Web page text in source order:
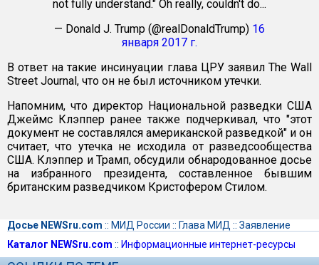
not fully understand." Oh really, couldn't do...
— Donald J. Trump (@realDonaldTrump) 16
января 2017 г.
В ответ на такие инсинуации глава ЦРУ заявил The Wall
Street Journal, что он не был источником утечки.
Напомним, что директор Национальной разведки США
Джеймс Клэппер ранее также подчеркивал, что "этот
документ не составлялся американской разведкой" и он
считает, что утечка не исходила от разведсообщества
США. Клэппер и Трамп, обсудили обнародованное досье
на избранного президента, составленное бывшим
британским разведчиком Кристофером Стилом.
Досье NEWSru.com :: МИД России :: Глава МИД :: Заявление
Каталог NEWSru.com :: Информационные интернет-ресурсы